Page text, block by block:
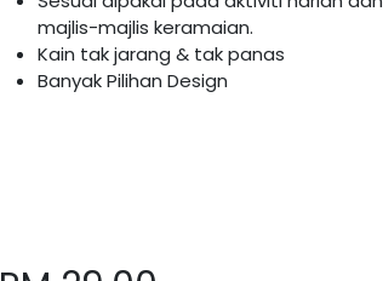
majlis-majlis keramaian.
Kain tak jarang & tak panas
Banyak Pilihan Design